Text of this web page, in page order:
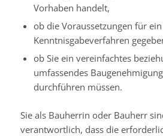
Vorhaben handelt,
ob die Voraussetzungen für ein
Kenntnisgabeverfahren
ob Sie ein vereinfachtes
umfassendes
durchführen müssen.
Sie als Bauherrin oder Bauherr
verantwortlich, dass die